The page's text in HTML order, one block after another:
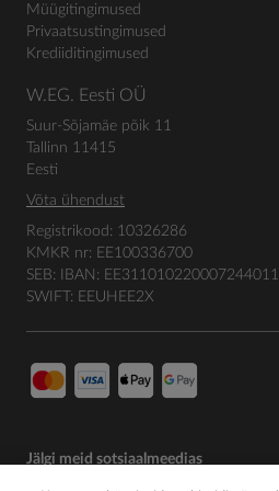
Müügitingimused
Privaatsustingimused
Krediiditingimused
W.EG. Eesti OÜ
Suur-Sõjamäe põik 11
Tallinn 11415
Eesti
Võta ühendust
Registrikood: 10326286
KMKR nr: EE100336700
SEB: IBAN: EE311010220007244011
SWIFT: EEUHEE2X
Jälgi meid sotsiaalmeedias